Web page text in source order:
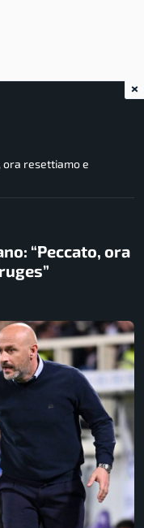
ora resettiamo e
“Peccato, ora
×